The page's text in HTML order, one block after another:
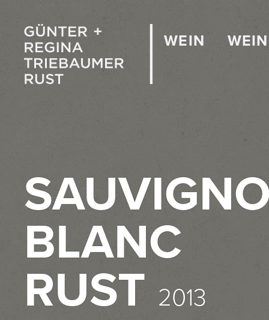
WEIN
BLANC
RUST 2013